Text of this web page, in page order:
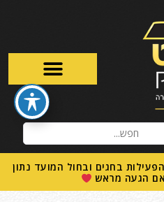
בחגים ובחול המועד נתון
הגעה מראש